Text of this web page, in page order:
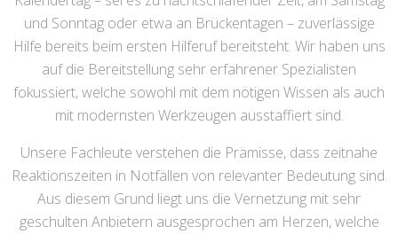
und Sonntag oder etwa an Brückentagen – zuverlässige
Hilfe bereits beim ersten Hilferuf bereitsteht. Wir haben uns
auf die Bereitstellung sehr erfahrener Spezialisten
fokussiert, welche sowohl mit dem nötigen Wissen als auch
mit modernsten Werkzeugen ausstaffiert sind.
Unsere Fachleute verstehen die Prämisse, dass zeitnahe
Reaktionszeiten in Notfällen von relevanter Bedeutung sind.
Aus diesem Grund liegt uns die Vernetzung mit sehr
geschulten Anbietern ausgesprochen am Herzen, welche